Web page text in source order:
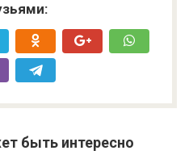
быть интересно